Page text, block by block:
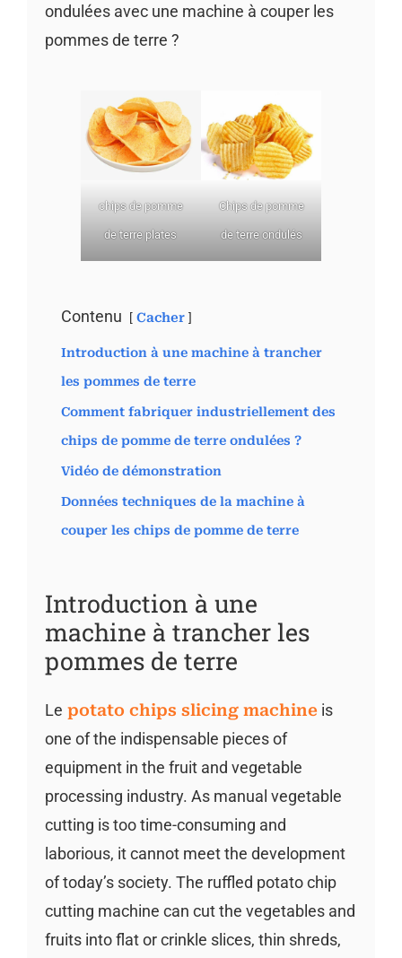
ondulées avec une machine à couper les
pommes de terre ?
chips de pomme
de terre plates
Chips de pomme
de terre ondulés
Contenu Cacher
Introduction à une machine à trancher
les pommes de terre
Comment fabriquer industriellement des
chips de pomme de terre ondulées ?
Vidéo de démonstration
Données techniques de la machine à
couper les chips de pomme de terre
Introduction à une
machine à trancher les
pommes de terre
Le potato chips slicing machineis
one of the indispensable pieces of
equipment in the fruit and vegetable
processing industry. As manual vegetable
cutting is too time-consuming and
laborious, it cannot meet the development
of today’s society. The ruffled potato chip
cutting machine can cut the vegetables and
fruits into flat or crinkle slices, thin shreds,